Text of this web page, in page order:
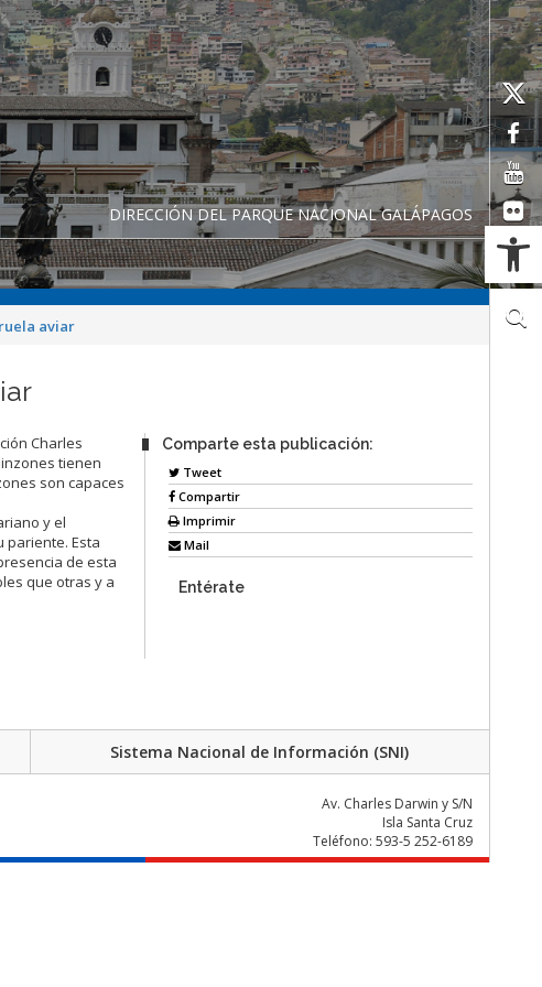
DIRECCIÓN DEL PARQUE NACIONAL GALÁPAGOS
aviar
Charles
tienen
son capaces
y el
pariente. Esta
de esta
que otras y a
Comparte esta publicación:
Tweet
Compartir
Imprimir
Mail
Entérate
Sistema Nacional de Información (SNI)
Av. Charles Darwin y S/N
Isla Santa Cruz
Teléfono: 593-5 252-6189